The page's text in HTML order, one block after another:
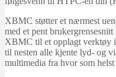
XBMC støtter et nærmest
med et pent
XBMC til et opplagt verktøy
til nesten alle kjente lyd- og
multimedia fra hvor som